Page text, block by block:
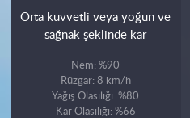
Orta kuvvetli veya yoğun ve
sağnak şeklinde kar
Nem: %90
Rüzgar: 8 km/h
Yağış Olasılığı: %80
Kar Olasılığı: %66